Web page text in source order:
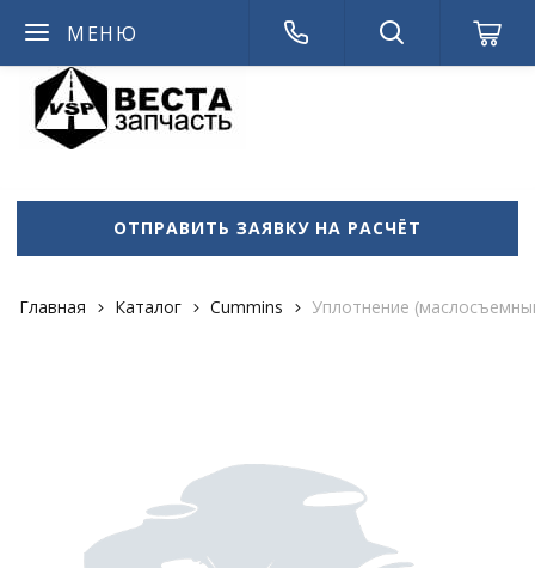
МЕНЮ
ОТПРАВИТЬ ЗАЯВКУ НА РАСЧЁТ
Главная Каталог Cummins Уплотнение